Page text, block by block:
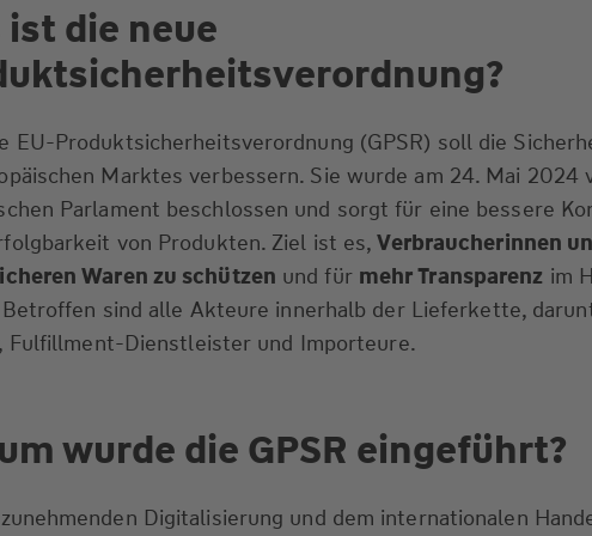
ist die neue
EU-Produktsicherheitsverordnung (GPSR) soll die
Marktes verbessern. Sie wurde am 24. Mai 2024
Parlament beschlossen und sorgt für eine bessere
von Produkten. Ziel ist es,Verbraucherinnen
Waren zu schützen und für mehr Transparenz im
sind alle Akteure innerhalb der Lieferkette,
Fulfillment-Dienstleister und Importeure.
wurde die GPSR eingeführt?
Digitalisierung und dem internationalen